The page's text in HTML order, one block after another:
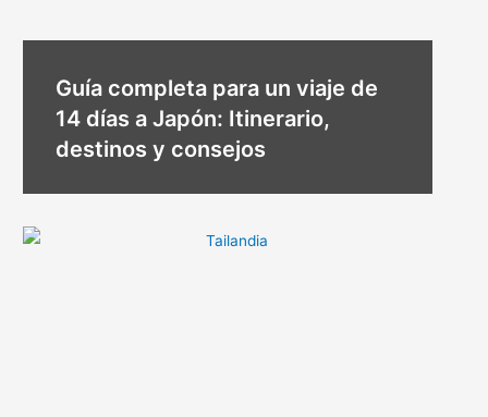
Guía completa para un viaje de
14 días a Japón: Itinerario,
destinos y consejos